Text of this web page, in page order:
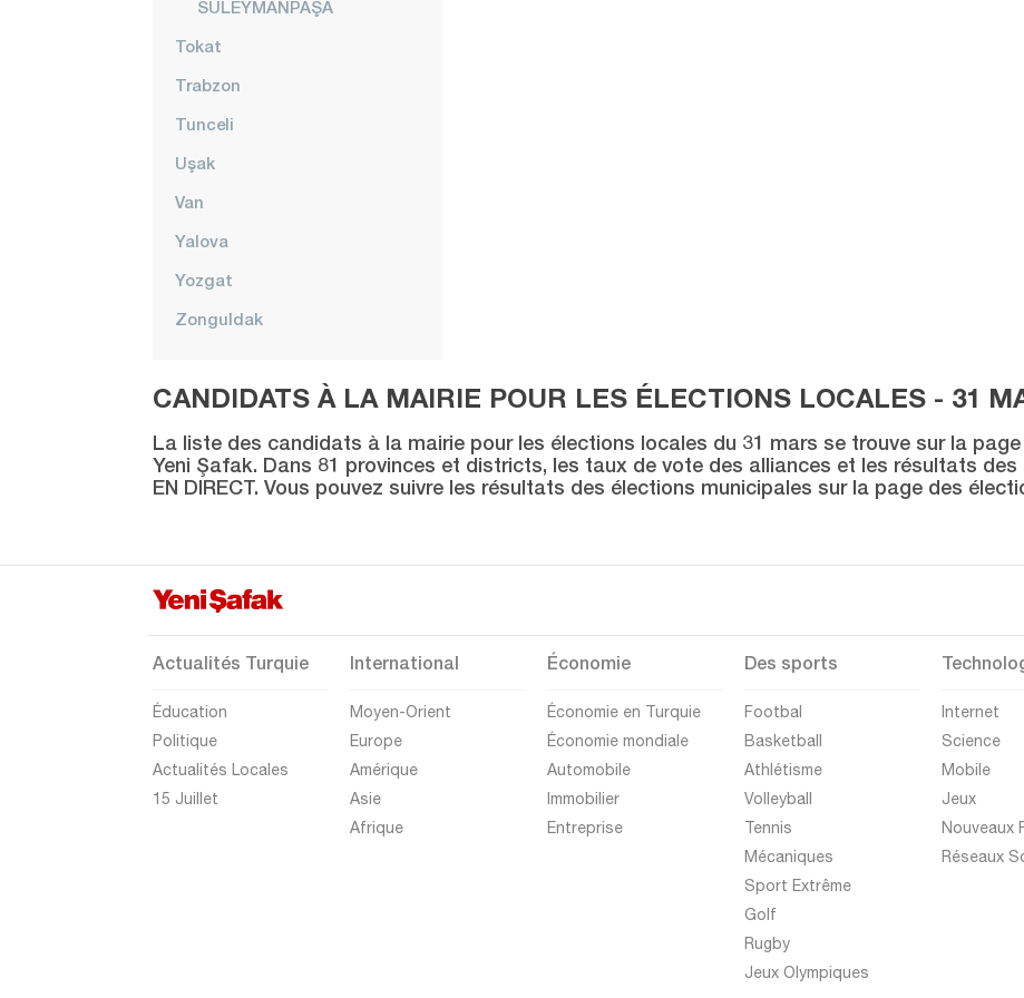
SÜLEYMANPAŞA
Tokat
Trabzon
Tunceli
Uşak
Van
Yalova
Yozgat
Zonguldak
CANDIDATS À LA MAIRIE POUR LES ÉLECTIONS LOCALES - 31
La liste des candidats à la mairie pour les élections locales du 31 mars se trouve sur la
Yeni Şafak. Dans 81 provinces et districts, les taux de vote des alliances et les résultats
EN DIRECT. Vous pouvez suivre les résultats des élections municipales sur la page des
Actualités Turquie
Éducation
Politique
Actualités Locales
15 Juillet
International
Moyen-Orient
Europe
Amérique
Asie
Afrique
Économie
Économie en Turquie
Économie mondiale
Automobile
Immobilier
Entreprise
Des sports
Footbal
Basketball
Athlétisme
Volleyball
Tennis
Mécaniques
Sport Extrême
Golf
Rugby
Jeux Olympiques
Internet
Science
Mobile
Jeux
Nouveaux
Réseaux